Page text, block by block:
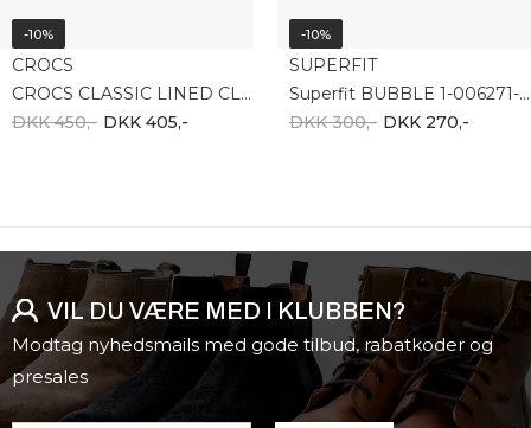
-10%
CROCS
CROCS CLASSIC LINED CLOG 203591-4NS
DKK 450,- DKK 405,-
-10%
SUPERFIT
Superfit BUBBLE 1-006271-0020
DKK 300,- DKK 270,-
VIL DU VÆRE MED I KLUBBEN?
Modtag nyhedsmails med gode tilbud, rabatkoder og
presales